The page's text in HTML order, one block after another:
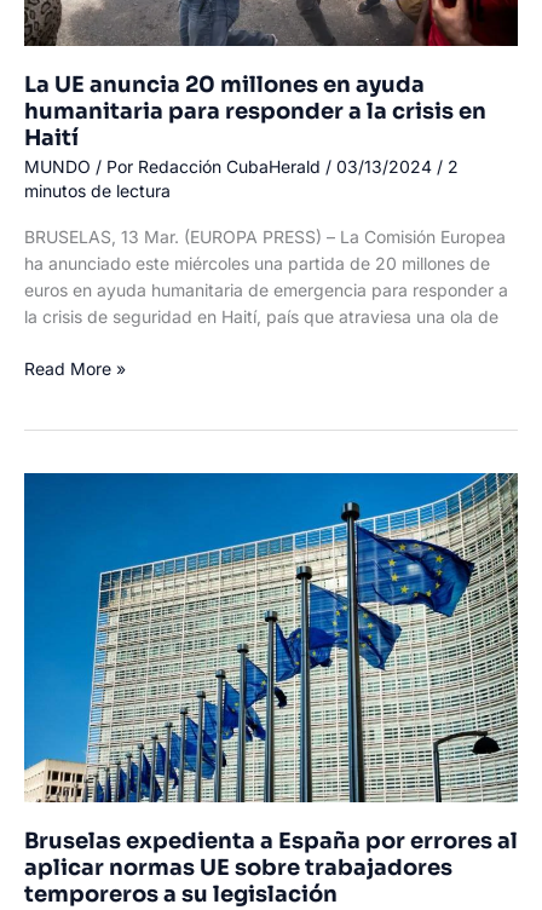
La UE anuncia 20 millones en ayuda
humanitaria para responder a la crisis en
Haití
MUNDO / Por Redacción CubaHerald / 03/13/2024 / 2
minutos de lectura
BRUSELAS, 13 Mar. (EUROPA PRESS) – La Comisión Europea
ha anunciado este miércoles una partida de 20 millones de
euros en ayuda humanitaria de emergencia para responder a
la crisis de seguridad en Haití, país que atraviesa una ola de
La
millones
responder
Read More »
Bruselas expedienta a España por errores al
aplicar normas UE sobre trabajadores
temporeros a su legislación